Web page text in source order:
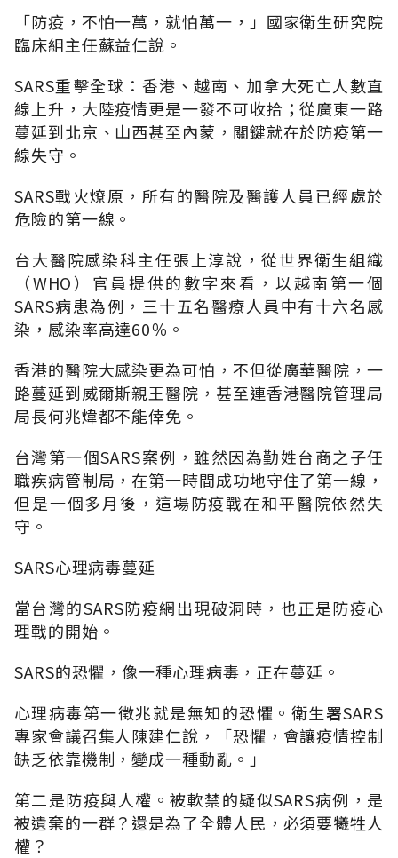
「防疫，不怕一萬，就怕萬一，」國家衛生研究院
臨床組主任蘇益仁說。
SARS重擊全球：香港、越南、加拿大死亡人數直
線上升，大陸疫情更是一發不可收拾；從廣東一路
蔓延到北京、山西甚至內蒙，關鍵就在於防疫第一
線失守。
SARS戰火燎原，所有的醫院及醫護人員已經處於
危險的第一線。
台大醫院感染科主任張上淳說，從世界衛生組織
（WHO）官員提供的數字來看，以越南第一個
SARS病患為例，三十五名醫療人員中有十六名感
染，感染率高達60％。
香港的醫院大感染更為可怕，不但從廣華醫院，一
路蔓延到威爾斯親王醫院，甚至連香港醫院管理局
局長何兆煒都不能倖免。
台灣第一個SARS案例，雖然因為勤姓台商之子任
職疾病管制局，在第一時間成功地守住了第一線，
但是一個多月後，這場防疫戰在和平醫院依然失
守。
SARS心理病毒蔓延
當台灣的SARS防疫網出現破洞時，也正是防疫心
理戰的開始。
SARS的恐懼，像一種心理病毒，正在蔓延。
心理病毒第一徵兆就是無知的恐懼。衛生署SARS
專家會議召集人陳建仁說，「恐懼，會讓疫情控制
缺乏依靠機制，變成一種動亂。」
第二是防疫與人權。被軟禁的疑似SARS病例，是
被遺棄的一群？還是為了全體人民，必須要犧牲人
權？